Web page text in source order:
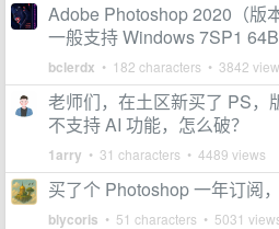
Adobe Photoshop 2020（版
一般支持 Windows 7SP1
bclerdx • 182 characters • 3842
老师们，在土区新买了 PS，
不支持 AI 功能，怎么破？
1arry • 31 characters • 4489 views
买了个 Photoshop 一年订阅
blycoris • 51 characters • 5031